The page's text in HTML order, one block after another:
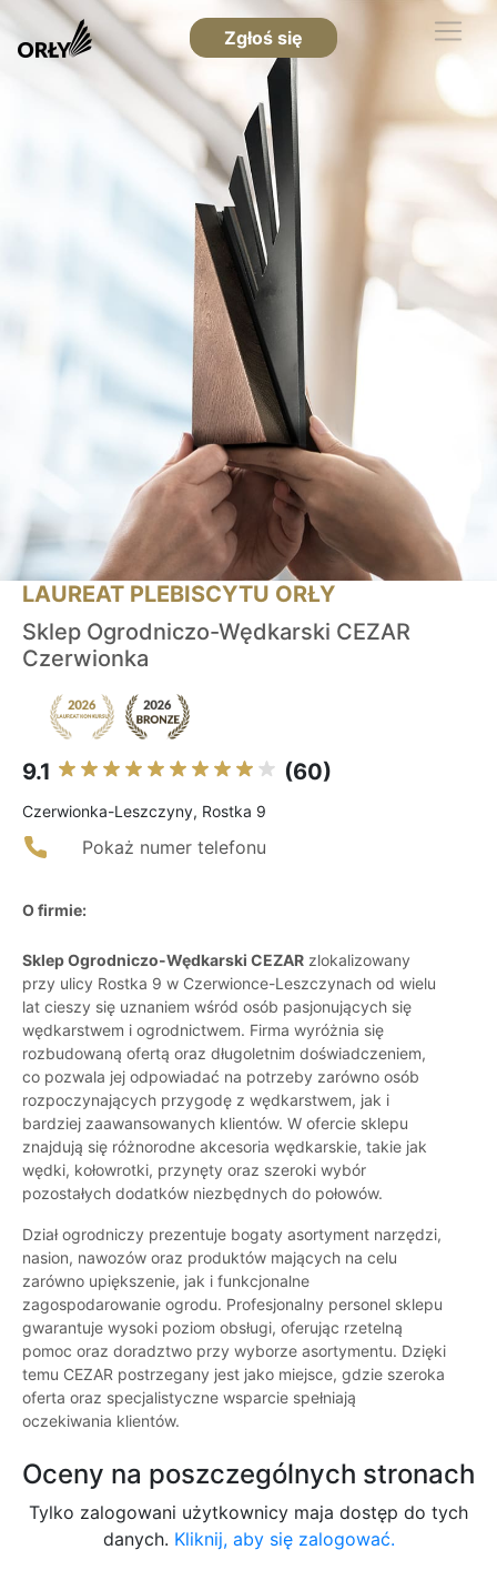
Zgłoś się
LAUREAT PLEBISCYTU ORŁY
Sklep Ogrodniczo-Wędkarski CEZAR
Czerwionka
9.1 (60)
Czerwionka-Leszczyny, Rostka 9
Pokaż numer telefonu
O firmie:
Sklep Ogrodniczo-Wędkarski CEZAR zlokalizowany
przy ulicy Rostka 9 w Czerwionce-Leszczynach od wielu
lat cieszy się uznaniem wśród osób pasjonujących się
wędkarstwem i ogrodnictwem. Firma wyróżnia się
rozbudowaną ofertą oraz długoletnim doświadczeniem,
co pozwala jej odpowiadać na potrzeby zarówno osób
rozpoczynających przygodę z wędkarstwem, jak i
bardziej zaawansowanych klientów. W ofercie sklepu
znajdują się różnorodne akcesoria wędkarskie, takie jak
wędki, kołowrotki, przynęty oraz szeroki wybór
pozostałych dodatków niezbędnych do połowów.
Dział ogrodniczy prezentuje bogaty asortyment narzędzi,
nasion, nawozów oraz produktów mających na celu
zarówno upiększenie, jak i funkcjonalne
zagospodarowanie ogrodu. Profesjonalny personel sklepu
gwarantuje wysoki poziom obsługi, oferując rzetelną
pomoc oraz doradztwo przy wyborze asortymentu. Dzięki
temu CEZAR postrzegany jest jako miejsce, gdzie szeroka
oferta oraz specjalistyczne wsparcie spełniają
oczekiwania klientów.
Oceny na poszczególnych stronach
Tylko zalogowani użytkownicy maja dostęp do tych
danych. Kliknij, aby się zalogować.